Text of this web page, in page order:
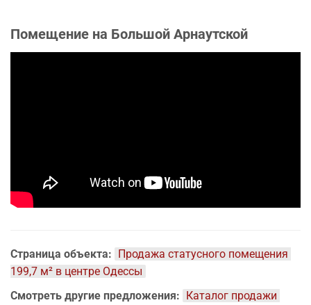
Помещение на Большой Арнаутской
Страница объекта: Продажа статусного помещения
199,7 м² в центре Одессы
Смотреть другие предложения: Каталог продажи